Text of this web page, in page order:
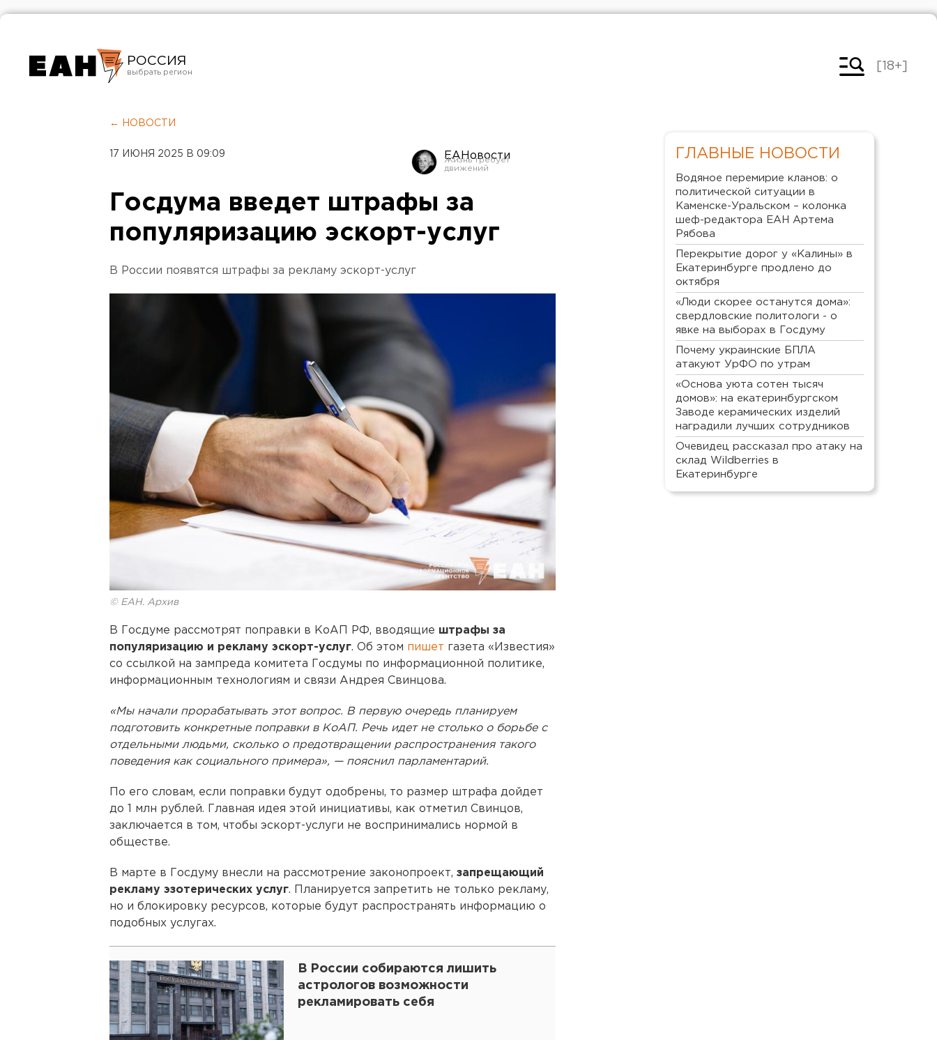
РОССИЯ
Челябинск
[18+]
← НОВОСТИ
17 ИЮНЯ 2025 В 09:09 ЕАНовости
Госдума введет штрафы за
популяризацию эскорт-услуг
В России появятся штрафы за рекламу эскорт-услуг
© ЕАН. Архив
В Госдуме рассмотрят поправки в КоАП РФ, вводящие штрафы за
популяризацию и рекламу эскорт-услуг. Об этом пишет газета «Известия»
со ссылкой на зампреда комитета Госдумы по информационной политике,
информационным технологиям и связи Андрея Свинцова.
«Мы начали прорабатывать этот вопрос. В первую очередь планируем
подготовить конкретные поправки в КоАП. Речь идет не столько о борьбе с
отдельными людьми, сколько о предотвращении распространения такого
поведения как социального примера», — пояснил парламентарий.
По его словам, если поправки будут одобрены, то размер штрафа дойдет
до 1 млн рублей. Главная идея этой инициативы, как отметил Свинцов,
заключается в том, чтобы эскорт-услуги не воспринимались нормой в
обществе.
В марте в Госдуму внесли на рассмотрение законопроект, запрещающий
рекламу эзотерических услуг. Планируется запретить не только рекламу,
но и блокировку ресурсов, которые будут распространять информацию о
подобных услугах.
В России собираются лишить
астрологов возможности
рекламировать себя
ГЛАВНЫЕ НОВОСТИ
Водяное перемирие кланов: о
политической ситуации в
Каменске-Уральском – колонка
шеф-редактора ЕАН Артема
Рябова
Перекрытие дорог у «Калины» в
Екатеринбурге продлено до
октября
«Люди скорее останутся дома»:
свердловские политологи - о
явке на выборах в Госдуму
Почему украинские БПЛА
атакуют УрФО по утрам
«Основа уюта сотен тысяч
домов»: на екатеринбургском
Заводе керамических изделий
наградили лучших сотрудников
Очевидец рассказал про атаку на
склад Wildberries в
Екатеринбурге